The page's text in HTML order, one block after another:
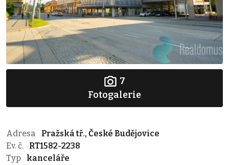
7
Fotogalerie
Adresa
Pražská tř., České Budějovice
Ev. č.
RT1582-2238
Typ
kanceláře